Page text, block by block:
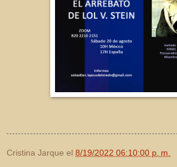
Cristina Jarque el 8/19/2022 06:10:00 p. m.